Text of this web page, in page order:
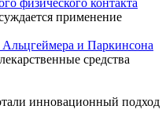
физического контакта
применение
Альцгеймера и Паркинсона
средства
инновационный подход